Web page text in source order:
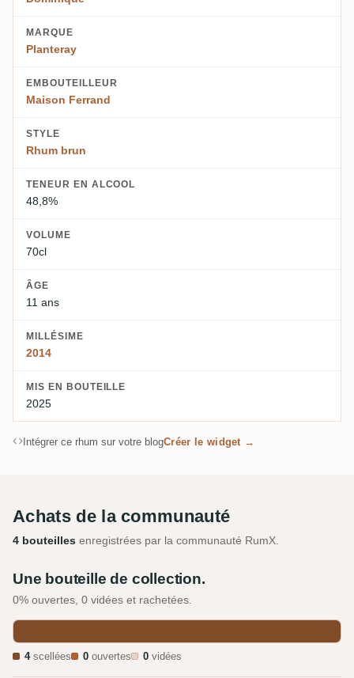
MARQUE
Planteray
EMBOUTEILLEUR
Maison Ferrand
STYLE
Rhum brun
TENEUR EN ALCOOL
48,8%
VOLUME
70cl
ÂGE
11 ans
MILLÉSIME
2014
MIS EN BOUTEILLE
2025
Intégrer ce rhum sur votre blogCréer le widget →
Achats de la communauté
4 bouteilles enregistrées par la communauté RumX.
Une bouteille de collection.
0% ouvertes, 0 vidées et rachetées.
4scellées 0 ouvertes 0 vidées